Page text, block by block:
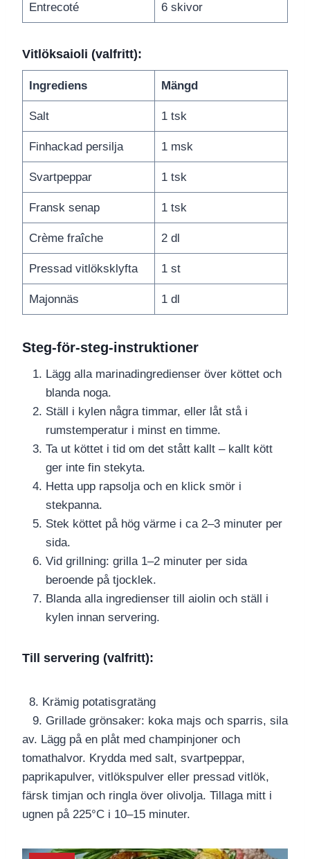
Entrecoté 6 skivor
Vitlöksaioli (valfritt):
Ingrediens Mängd
Salt 1 tsk
Finhackad persilja 1 msk
Svartpeppar 1 tsk
Fransk senap 1 tsk
Crème fraîche 2 dl
Pressad vitlöksklyfta 1 st
Majonnäs 1 dl
Steg-för-steg-instruktioner
Lägg alla marinadingredienser över köttet och
blanda noga.
Ställ i kylen några timmar, eller låt stå i
rumstemperatur i minst en timme.
Ta ut köttet i tid om det stått kallt – kallt kött
ger inte fin stekyta.
Hetta upp rapsolja och en klick smör i
stekpanna.
Stek köttet på hög värme i ca 2–3 minuter per
sida.
Vid grillning: grilla 1–2 minuter per sida
beroende på tjocklek.
Blanda alla ingredienser till aiolin och ställ i
kylen innan servering.
Till servering (valfritt):
8. Krämig potatisgratäng
9. Grillade grönsaker: koka majs och sparris, sila
av. Lägg på en plåt med champinjoner och
tomathalvor. Krydda med salt, svartpeppar,
paprikapulver, vitlökspulver eller pressad vitlök,
färsk timjan och ringla över olivolja. Tillaga mitt i
ugnen på 225°C i 10–15 minuter.